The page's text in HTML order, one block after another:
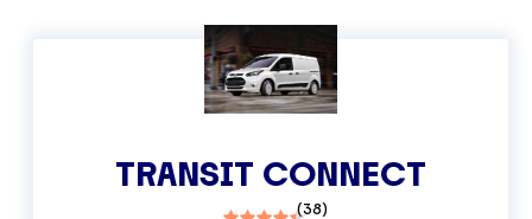
TRANSIT CONNECT
(38)